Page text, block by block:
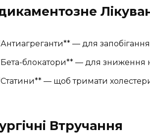
— для
блокатори** — для зниження
— щоб тримати
Втручання